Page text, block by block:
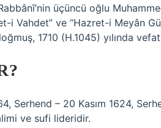
üçüncü oğlu
i Vahdet” ve “Hazret-i Meyân
1710 (H.1045) yılında
ve sufi lideridir.